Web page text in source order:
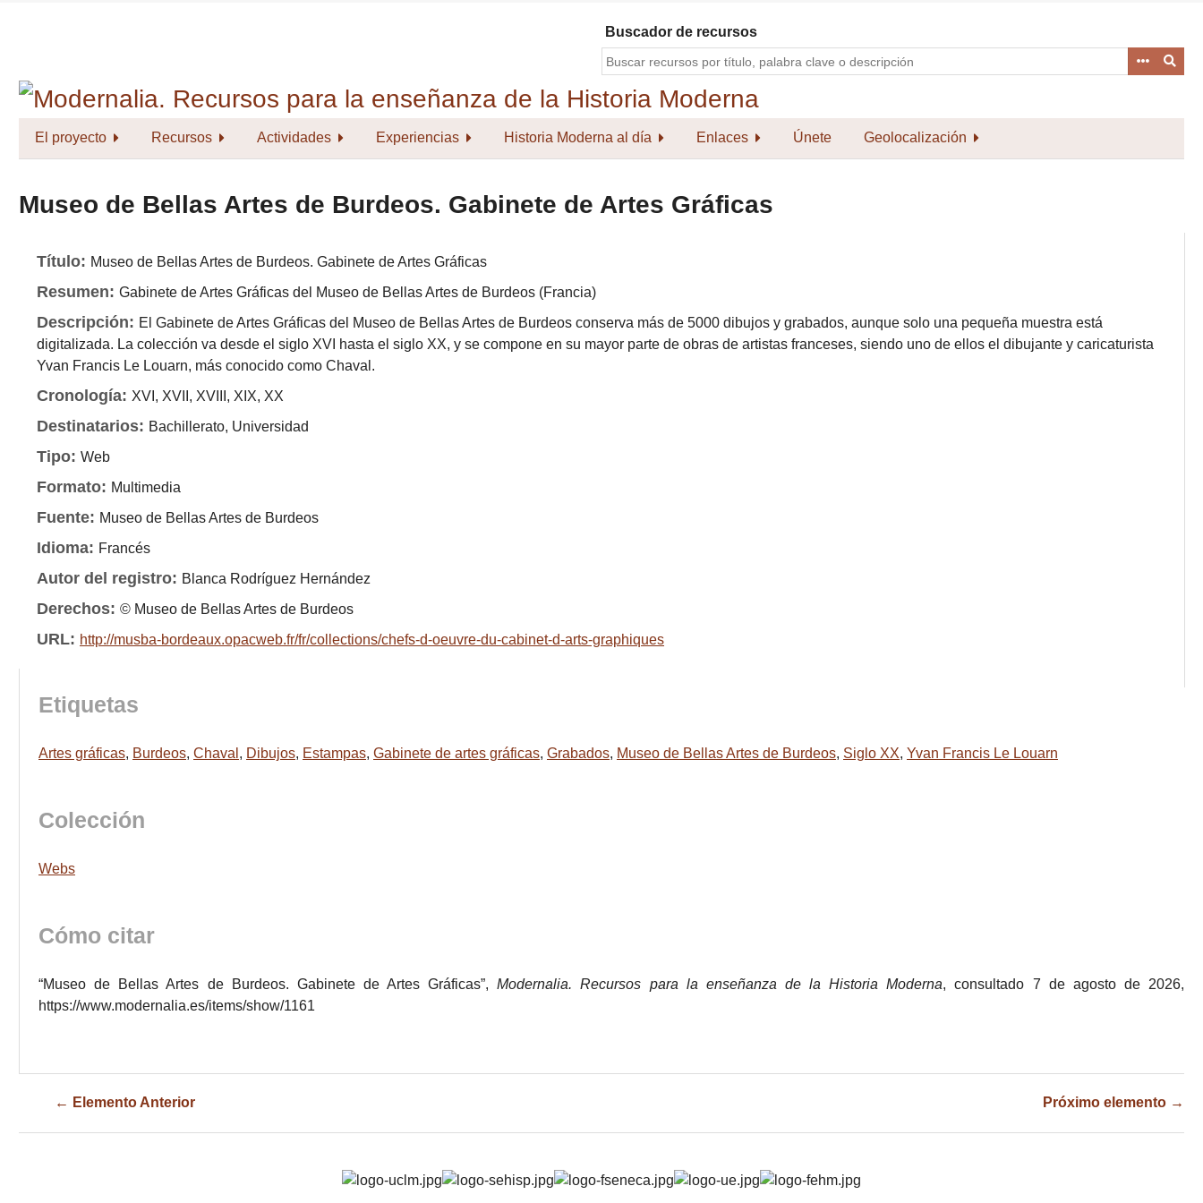
Buscador de recursos
El proyecto Recursos Actividades Experiencias Historia Moderna al día Enlaces Únete Geolocalización
Museo de Bellas Artes de Burdeos. Gabinete de Artes Gráficas
Título: Museo de Bellas Artes de Burdeos. Gabinete de Artes Gráficas
Resumen: Gabinete de Artes Gráficas del Museo de Bellas Artes de Burdeos (Francia)
Descripción: El Gabinete de Artes Gráficas del Museo de Bellas Artes de Burdeos conserva más de 5000 dibujos y grabados, aunque solo una pequeña muestra está
digitalizada. La colección va desde el siglo XVI hasta el siglo XX, y se compone en su mayor parte de obras de artistas franceses, siendo uno de ellos el dibujante y caricaturista
Yvan Francis Le Louarn, más conocido como Chaval.
Cronología: XVI, XVII, XVIII, XIX, XX
Destinatarios: Bachillerato, Universidad
Tipo: Web
Formato: Multimedia
Fuente: Museo de Bellas Artes de Burdeos
Idioma: Francés
Autor del registro: Blanca Rodríguez Hernández
Derechos: © Museo de Bellas Artes de Burdeos
URL: http://musba-bordeaux.opacweb.fr/fr/collections/chefs-d-oeuvre-du-cabinet-d-arts-graphiques
Etiquetas
Artes gráficas, Burdeos, Chaval , Dibujos, Estampas, Gabinete de artes gráficas, Grabados, Museo de Bellas Artes de Burdeos, Siglo XX, Yvan Francis Le Louarn
Colección
Webs
Cómo citar
“Museo de Bellas Artes de Burdeos. Gabinete de Artes Gráficas”,Modernalia. Recursos para la enseñanza de la Historia Moderna, consultado 7 de agosto de 2026,
https://www.modernalia.es/items/show/1161
← Elemento Anterior Próximo elemento →